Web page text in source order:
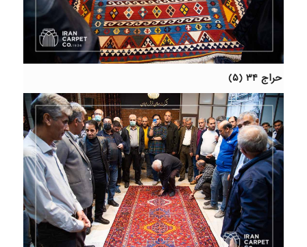
حراج ۳۴ (۵)